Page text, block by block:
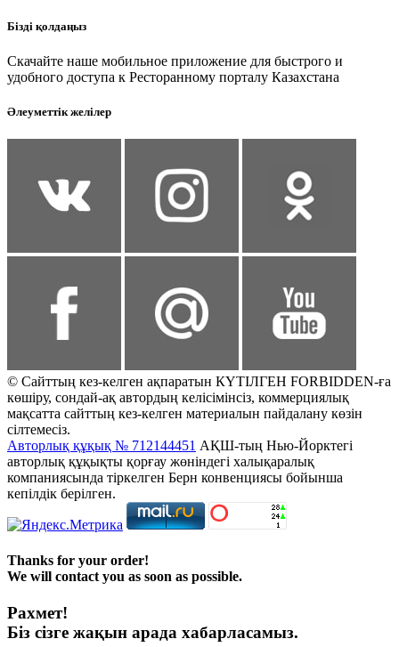
Бізді қолдаңыз
Скачайте наше мобильное приложение для быстрого и
удобного доступа к Ресторанному порталу Казахстана
Әлеуметтік желілер
© Сайттың кез-келген ақпаратын КҮТІЛГЕН FORBIDDEN-ға
көшіру, сондай-ақ автордың келісімінсіз, коммерциялық
мақсатта сайттың кез-келген материалын пайдалану көзін
сілтемесіз.
Авторлық құқық № 712144451 АҚШ-тың Нью-Йорктегі
авторлық құқықты қорғау жөніндегі халықаралық
компаниясында тіркелген Берн конвенциясы бойынша
кепілдік берілген.
Thanks for your order!
We will contact you as soon as possible.
Рахмет!
Біз сізге жақын арада хабарласамыз.